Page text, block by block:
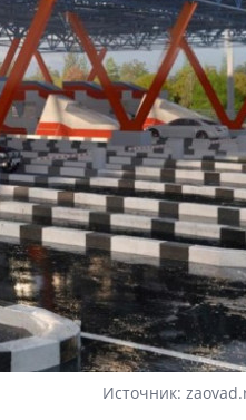
Источник: